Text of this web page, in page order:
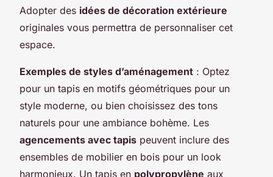
Adopter des idées de décoration extérieure
originales vous permettra de personnaliser cet
espace.
Exemples de styles d’aménagement : Optez
pour un tapis en motifs géométriques pour un
style moderne, ou bien choisissez des tons
naturels pour une ambiance bohème. Les
agencements avec tapis peuvent inclure des
ensembles de mobilier en bois pour un look
harmonieux. Un tapis en polypropylène aux